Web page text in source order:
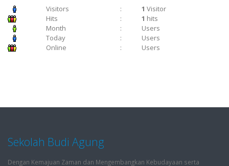
Visitors : 1 Visitor
Hits
: 1 hits
Month
:
Users
Today
:
Users
Online
: Users
Sekolah Budi Agung
Dengan Kemajuan Zaman dan Mengembangkan Kebudayaan serta